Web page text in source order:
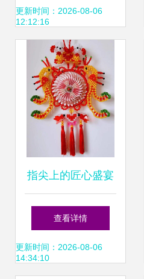
品 一针一线编织脱
贫路，多元世界触
手可即
更新时间：2026-08-06
12:12:16
指尖上的匠心盛宴
——长治市第二届
妇女手工艺品技能
查看详情
更新时间：2026-08-06
14:34:10